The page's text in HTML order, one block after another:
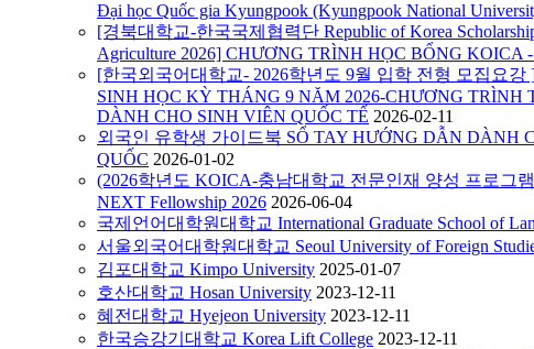
Đại học Quốc gia Kyungpook (Kyungpook National
[경북대학교-한국국제협력단 Republic of Korea
Agriculture 2026] CHƯƠNG TRÌNH HỌC BỔNG KOICA
[한국외국어대학교- 2026학년도 9월 입학 전형 모집요
SINH HỌC KỲ THÁNG 9 NĂM 2026-CHƯƠNG
DÀNH CHO SINH VIÊN QUỐC TẾ 2026-02-11
외국인 유학생 가이드북 SỔ TAY HƯỚNG DẪN DÀNH
QUỐC 2026-01-02
(2026학년도 KOICA-충남대학교 전문인재 양성 프로그
NEXT Fellowship 2026 2026-06-04
국제언어대학원대학교 International Graduate School of
서울외국어대학원대학교 Seoul University of Foreign
김포대학교 Kimpo University 2025-01-07
호산대학교 Hosan University 2023-12-11
혜전대학교 Hyejeon University 2023-12-11
한국승강기대학교 Korea Lift College 2023-12-11